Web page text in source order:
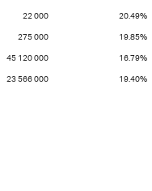
22 000 20.49%
275 000 19.85%
45 120 000 16.79%
23 566 000 19.40%